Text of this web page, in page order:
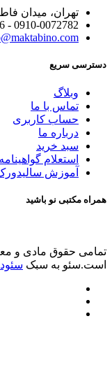
تهران، میدان
0910-0072782 - 021-88998676
دسترسی سریع
وبلاگ
تماس با ما
حساب کاربری
درباره ما
سبد خرید
استعلام گواهینامه
آموزش
همراه مکتبی نو باشید
تمامی حقوق مادی و
است.سئو به سبک